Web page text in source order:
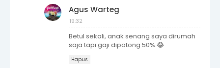
Agus Warteg
19:32
Betul sekali, anak senang saya dirumah
saja tapi gaji dipotong 50%.😂
Hapus